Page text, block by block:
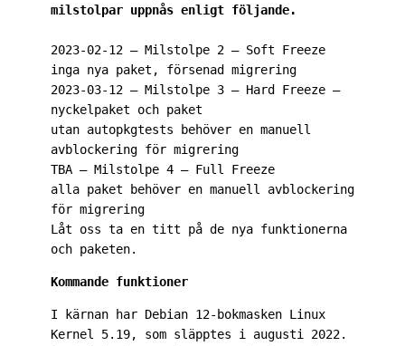
2023-02-12 – Milstolpe 2 – Soft Freeze
inga nya paket, försenad migrering
2023-03-12 – Milstolpe 3 – Hard Freeze –
nyckelpaket och paket
utan autopkgtests behöver en manuell
avblockering för migrering
TBA – Milstolpe 4 – Full Freeze
alla paket behöver en manuell avblockering
för migrering
Låt oss ta en titt på de nya funktionerna
Kommande funktioner
I kärnan har Debian 12-bokmasken Linux
Kernel 5.19, som släpptes i augusti 2022.